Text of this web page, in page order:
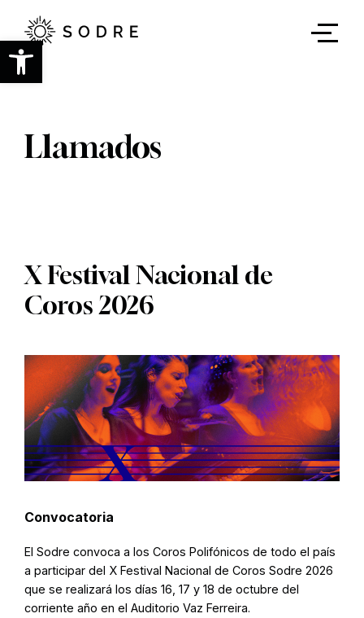
Abrir barra de herramientas
contenido
principal
Llamados
X Festival Nacional de
Coros 2026
Convocatoria
El Sodre convoca a los Coros Polifónicos de todo el país
a participar del X Festival Nacional de Coros Sodre 2026
que se realizará los días 16, 17 y 18 de octubre del
corriente año en el Auditorio Vaz Ferreira.